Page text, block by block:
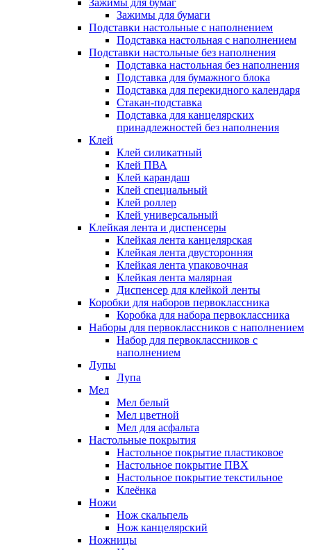
Зажимы для бумаг
Зажимы для бумаги
Подставки настольные с наполнением
Подставка настольная с наполнением
Подставки настольные без наполнения
Подставка настольная без наполнения
Подставка для бумажного блока
Подставка для перекидного календаря
Стакан-подставка
Подставка для канцелярских
принадлежностей без наполнения
Клей
Клей силикатный
Клей ПВА
Клей карандаш
Клей специальный
Клей роллер
Клей универсальный
Клейкая лента и диспенсеры
Клейкая лента канцелярская
Клейкая лента двусторонняя
Клейкая лента упаковочная
Клейкая лента малярная
Диспенсер для клейкой ленты
Коробки для наборов первоклассника
Коробка для набора первоклассника
Наборы для первоклассников с наполнением
Набор для первоклассников с
наполнением
Лупы
Лупа
Мел
Мел белый
Мел цветной
Мел для асфальта
Настольные покрытия
Настольное покрытие пластиковое
Настольное покрытие ПВХ
Настольное покрытие текстильное
Клеёнка
Ножи
Нож скальпель
Нож канцелярский
Ножницы